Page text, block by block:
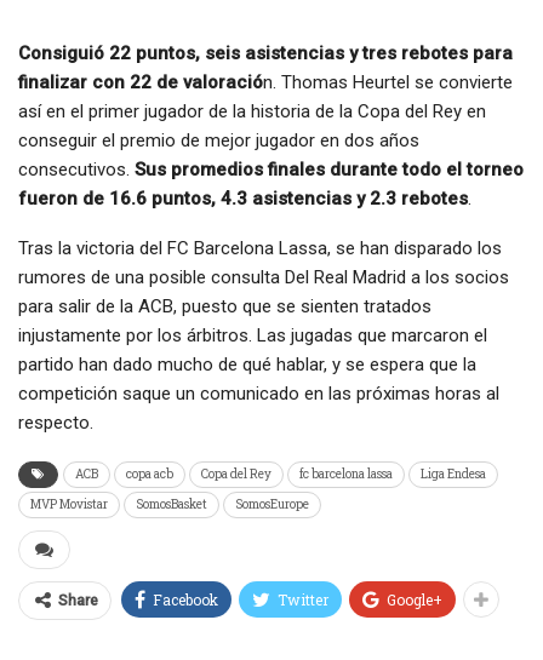
Consiguió 22 puntos, seis asistencias y tres rebotes para
finalizar con 22 de valoración. Thomas Heurtel se convierte
así en el primer jugador de la historia de la Copa del Rey en
conseguir el premio de mejor jugador en dos años
consecutivos. Sus promedios finales durante todo el torneo
fueron de 16.6 puntos, 4.3 asistencias y 2.3 rebotes.
Tras la victoria del FC Barcelona Lassa, se han disparado los
rumores de una posible consulta Del Real Madrid a los socios
para salir de la ACB, puesto que se sienten tratados
injustamente por los árbitros. Las jugadas que marcaron el
partido han dado mucho de qué hablar, y se espera que la
competición saque un comunicado en las próximas horas al
respecto.
ACB copa acb Copa del Rey fc barcelona lassa
Liga Endesa
MVP Movistar
SomosBasket SomosEurope
Share Facebook Twitter Google+